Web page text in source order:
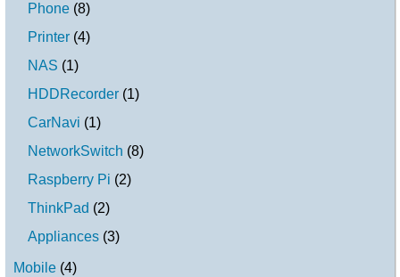
Phone (8)
Printer (4)
NAS (1)
HDDRecorder (1)
CarNavi (1)
NetworkSwitch (8)
Raspberry Pi (2)
ThinkPad (2)
Appliances (3)
Mobile (4)